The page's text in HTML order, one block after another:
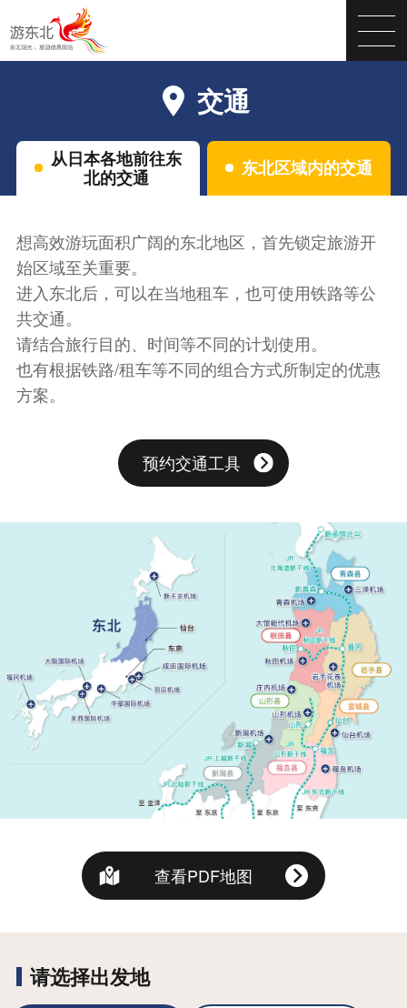
交通
从日本各地前往东
北的交通
东北区域内的交通
想高效游玩面积广阔的东北地区，首先锁定旅游开
始区域至关重要。
进入东北后，可以在当地租车，也可使用铁路等公
共交通。
请结合旅行目的、时间等不同的计划使用。
也有根据铁路/租车等不同的组合方式所制定的优惠
方案。
预约交通工具
查看PDF地图
请选择出发地